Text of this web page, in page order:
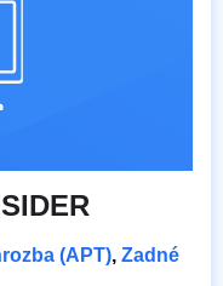
(APT), Zadné